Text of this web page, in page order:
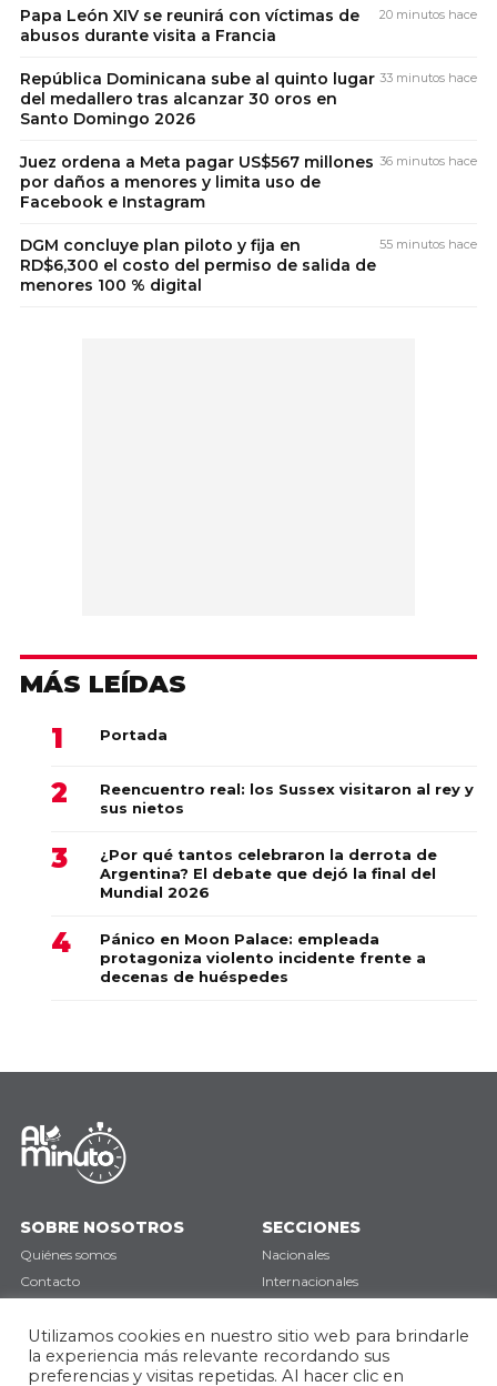
Papa León XIV se reunirá con víctimas de
abusos durante visita a Francia
20 minutos hace
República Dominicana sube al quinto lugar
del medallero tras alcanzar 30 oros en
Santo Domingo 2026
33 minutos hace
Juez ordena a Meta pagar US$567 millones
por daños a menores y limita uso de
Facebook e Instagram
36 minutos hace
DGM concluye plan piloto y fija en
RD$6,300 el costo del permiso de salida de
menores 100 % digital
55 minutos hace
MÁS LEÍDAS
Portada
Reencuentro real: los Sussex visitaron al rey y
sus nietos
¿Por qué tantos celebraron la derrota de
Argentina? El debate que dejó la final del
Mundial 2026
Pánico en Moon Palace: empleada
protagoniza violento incidente frente a
decenas de huéspedes
SOBRE NOSOTROS
Quiénes somos
Contacto
SECCIONES
Nacionales
Internacionales
Opinión
Utilizamos cookies en nuestro sitio web para brindarle
la experiencia más relevante recordando sus
preferencias y visitas repetidas. Al hacer clic en